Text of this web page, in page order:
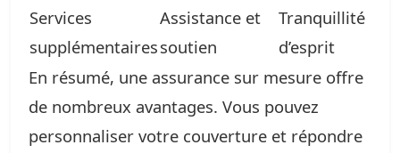
Services
supplémentaires
Assistance et
soutien
Tranquillité
d’esprit
En résumé, une assurance sur mesure offre
de nombreux avantages. Vous pouvez
personnaliser votre couverture et répondre